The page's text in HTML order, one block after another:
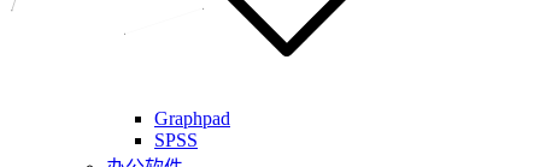
Graphpad
SPSS